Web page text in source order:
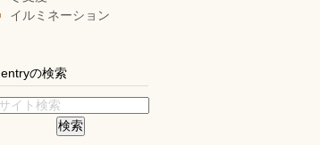
イルミネーション
entryの検索